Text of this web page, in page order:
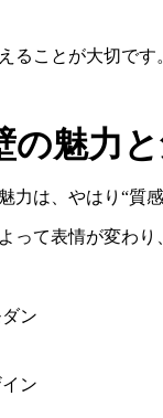
ることが大切です
の魅力
力は、やはり “質感
って表情が変わり
ン
ン